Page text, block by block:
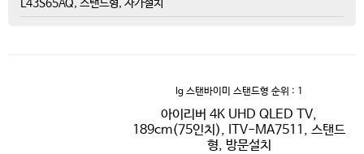
L43S65AQ, 스탠드형, 자가설치
lg 스탠바이미 스탠드형 순위 : 1
아이리버 4K UHD QLED TV,
189cm(75인치), ITV-MA7511, 스탠드
형, 방문설치